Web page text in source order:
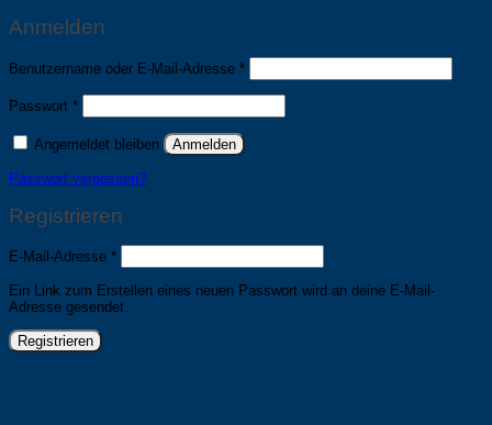
Anmelden
Benutzername oder E-Mail-Adresse *Erforderlich
Passwort *Erforderlich
Angemeldet bleiben Anmelden
Passwort vergessen?
Registrieren
E-Mail-Adresse *Erforderlich
Ein Link zum Erstellen eines neuen Passwort wird an deine E-Mail-
Adresse gesendet.
Registrieren